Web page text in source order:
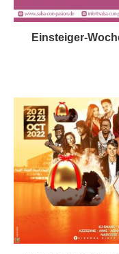
Einsteiger-